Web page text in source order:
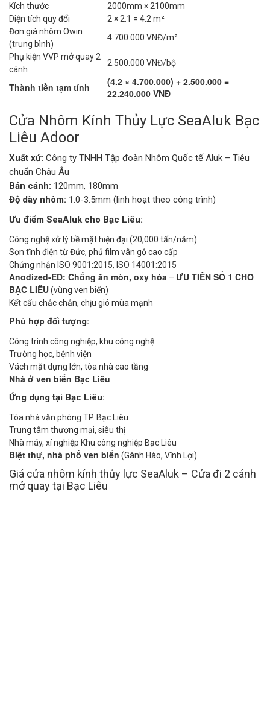
Kích thước
2000mm × 2100mm
Diện tích quy đổi
2 × 2.1 = 4.2 m²
Đơn giá nhôm Owin
(trung bình)
4.700.000 VNĐ/m²
Phụ kiện VVP mở quay 2
cánh
2.500.000 VNĐ/bộ
Thành tiền tạm tính
(4.2 × 4.700.000) + 2.500.000 =
22.240.000 VNĐ
Cửa Nhôm Kính Thủy Lực SeaAluk Bạc
Liêu Adoor
Xuất xứ: Công ty TNHH Tập đoàn Nhôm Quốc tế Aluk – Tiêu
chuẩn Châu Âu
Bản cánh: 120mm, 180mm
Độ dày nhôm: 1.0-3.5mm (linh hoạt theo công trình)
Ưu điểm SeaAluk cho Bạc Liêu:
Công nghệ xử lý bề mặt hiện đại (20,000 tấn/năm)
Sơn tĩnh điện từ Đức, phủ film vân gỗ cao cấp
Chứng nhận ISO 9001:2015, ISO 14001:2015
Anodized-ED: Chống ăn mòn, oxy hóa – ƯU TIÊN SỐ 1 CHO
BẠC LIÊU(vùng ven biển)
Kết cấu chắc chắn, chịu gió mùa mạnh
Phù hợp đối tượng:
Công trình công nghiệp, khu công nghệ
Trường học, bệnh viện
Vách mặt dựng lớn, tòa nhà cao tầng
Nhà ở ven biển Bạc Liêu
Ứng dụng tại Bạc Liêu:
Tòa nhà văn phòng TP. Bạc Liêu
Trung tâm thương mại, siêu thị
Nhà máy, xí nghiệp Khu công nghiệp Bạc Liêu
Biệt thự, nhà phố ven biển (Gành Hào, Vĩnh Lợi)
Giá cửa nhôm kính thủy lực SeaAluk – Cửa đi 2 cánh
mở quay tại Bạc Liêu